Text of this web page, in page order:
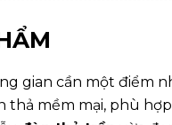
gian cần một điểm
mềm mại, phù